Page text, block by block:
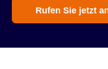
Rufen Sie jetzt